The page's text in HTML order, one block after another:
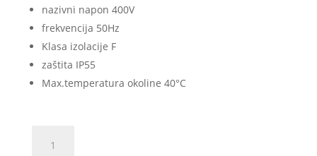
nazivni napon 400V
frekvencija 50Hz
Klasa izolacije F
zaštita IP55
Max.temperatura okoline 40°C
motor